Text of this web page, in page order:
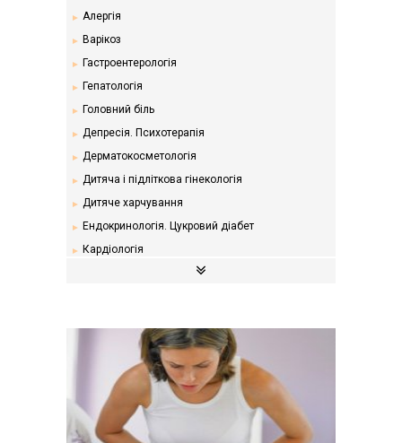
Алергія
Варікоз
Гастроентерологія
Гепатологія
Головний біль
Депресія. Психотерапія
Дерматокосметологія
Дитяча і підліткова гінекологія
Дитяче харчування
Ендокринологія. Цукровий діабет
Кардіологія
Отоларингологія
Офтальмологія
Проктологія
Пульмонологія, фтизіатрія